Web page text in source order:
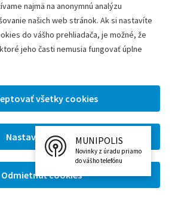
najmä na anonymnú analýzu
našich web stránok. Ak si nastavíte
do vášho prehliadača, je možné, že
jeho časti nemusia fungovať úplne
Virtuálny cintorín
MUNIPOLIS
Novinky z úradu priamo
do vášho telefónu